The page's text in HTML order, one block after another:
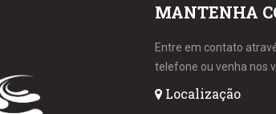
MANTENHA
Entre em contato
telefone ou venha nos
Localização